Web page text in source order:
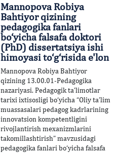
Mannopova Robiya
Bahtiyor qizining
pedagogika fanlari
bo‘yicha falsafa doktori
(PhD) dissertatsiya ishi
himoyasi to‘g‘risida e'lon
Mannopova Robiya Bahtiyor
qizining 13.00.01-Pedagogika
nazariyasi. Pedagogik ta’limotlar
tarixi ixtisosligi bo‘yicha “Оliy ta’lim
muassasalari pedagog kadrlarining
innovatsion kompetentligini
rivojlantirish mexanizmlarini
takomillashtirish” mavzusidagi
pedagogika fanlari bo‘yicha falsafa